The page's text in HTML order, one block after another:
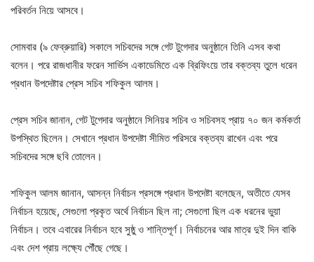
পরিবর্তন নিয়ে আসবে।
সোমবার (৯ ফেব্রুয়ারি) সকালে সচিবদের সঙ্গে গেট টুগেদার অনুষ্ঠানে তিনি এসব কথা
বলেন। পরে রাজধানীর ফরেন সার্ভিস একাডেমিতে এক ব্রিফিংয়ে তার বক্তব্য তুলে ধরেন
প্রধান উপদেষ্টার প্রেস সচিব শফিকুল আলম।
প্রেস সচিব জানান, গেট টুগেদার অনুষ্ঠানে সিনিয়র সচিব ও সচিবসহ প্রায় ৭০ জন কর্মকর্তা
উপস্থিত ছিলেন। সেখানে প্রধান উপদেষ্টা সীমিত পরিসরে বক্তব্য রাখেন এবং পরে
সচিবদের সঙ্গে ছবি তোলেন।
শফিকুল আলম জানান, আসন্ন নির্বাচন প্রসঙ্গে প্রধান উপদেষ্টা বলেছেন, অতীতে যেসব
নির্বাচন হয়েছে, সেগুলো প্রকৃত অর্থে নির্বাচন ছিল না; সেগুলো ছিল এক ধরনের ভুয়া
নির্বাচন। তবে এবারের নির্বাচন হবে সুষ্ঠু ও শান্তিপূর্ণ। নির্বাচনের আর মাত্র দুই দিন বাকি
এবং দেশ প্রায় লক্ষ্যে পৌঁছে গেছে।